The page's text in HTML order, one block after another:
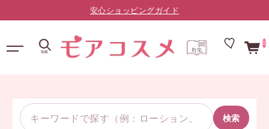
0
検索
安心ショッピングガイド